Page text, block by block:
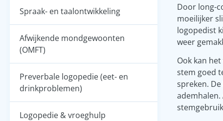
Spraak- en taalontwikkeling
Afwijkende mondgewoonten
(OMFT)
Preverbale logopedie (eet- en
drinkproblemen)
Logopedie & vroeghulp
Door long-
moeilijker
logopedist
weer
Ook kan
stem goed
spreken.